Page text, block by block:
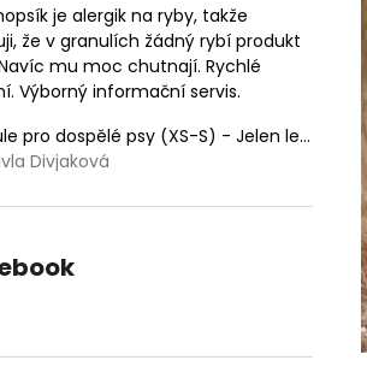
je alergik na ryby, takže
že v granulích žádný rybí produkt
mu moc chutnají. Rychlé
Výborný informační servis.
Granule pro dospělé psy (XS-S) - Jelen lesní (SENSITIVE) 9kg
produktu je 5 z 5 hvězdiček.
Divjaková